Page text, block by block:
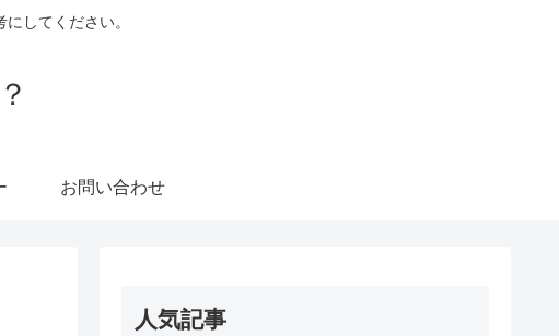
してください。
お問い合わせ
人気記事